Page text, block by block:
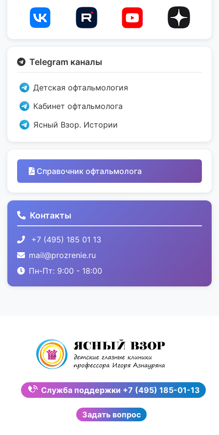
Telegram каналы
Детская офтальмология
Кабинет офтальмолога
Ясный Взор. Истории
Справочник офтальмолога
Контакты
+7 (495) 185 01 13
mail@prozrenie.ru
Пн-Пт: 9:00 - 18:00
Служба поддержки +7 (495) 185-01-13
Задать вопрос